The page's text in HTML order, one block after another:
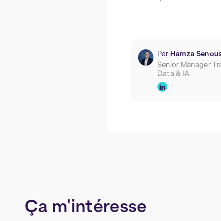
Par Hamza
Senior Manager
Data & IA
Ça m'intéresse